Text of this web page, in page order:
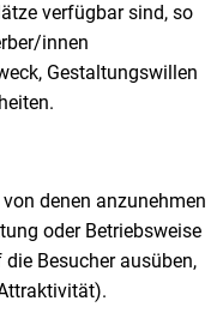
verfügbar sind, so
innen
Gestaltungswillen
denen anzunehmen
oder Betriebsweise
Besucher ausüben,